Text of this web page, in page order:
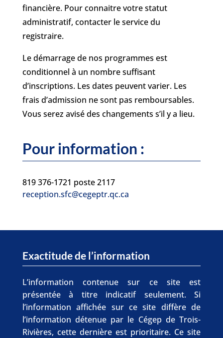
financière. Pour connaitre votre statut
administratif, contacter le service du
registraire.
Le démarrage de nos programmes est
conditionnel à un nombre suffisant
d’inscriptions. Les dates peuvent varier. Les
frais d’admission ne sont pas remboursables.
Vous serez avisé des changements s’il y a lieu.
Pour information :
819 376-1721 poste 2117
reception.sfc@cegeptr.qc.ca
Exactitude de l’information
L’information contenue sur ce site est
présentée à titre indicatif seulement. Si
l’information affichée sur ce site diffère de
l’information détenue par le Cégep de Trois-
Rivières, cette dernière est prioritaire. Ce site